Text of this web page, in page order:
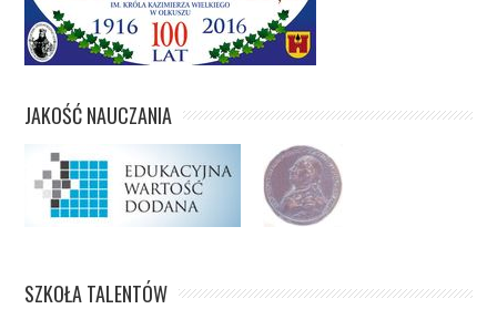
JAKOŚĆ NAUCZANIA
SZKOŁA TALENTÓW